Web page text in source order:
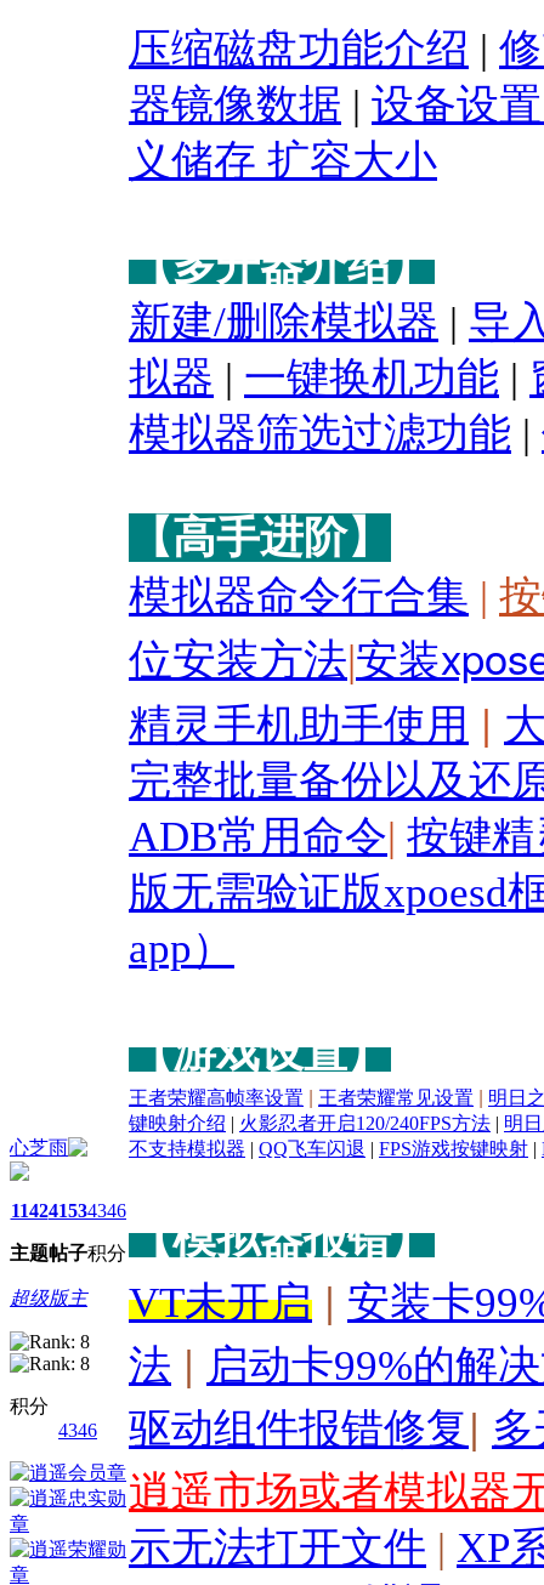
心芝雨
1142
主题
4153
帖子
4346
积分
超级版主
积分
4346
压缩磁盘功能介绍 |
器镜像数据 | 设备设
义储存 扩容大小
【多开器介绍】
新建/删除模拟器 | 导
拟器 | 一键换机功能 |
模拟器筛选过滤功能 |
【高手进阶】
模拟器命令行合集 |
位安装方法|安装
精灵手机助手使用 |
完整批量备份以及还
ADB常用命令| 按键
版无需验证版xpoesd
app）
【游戏设置】
王者荣耀高帧率设置 | 王者荣耀常见设置 | 明日
键映射介绍 | 火影忍者开启120/240FPS方法 | 明
不支持模拟器 | QQ飞车闪退 | FPS游戏按键映射 |
【模拟器报错】
VT未开启 | 安装卡
法 | 启动卡99%的解
驱动组件报错修复|
逍遥市场或者模拟器
示无法打开文件 | XP